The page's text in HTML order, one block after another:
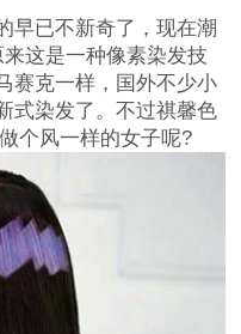
已不新奇了，现在潮
这是一种像素染发技
赛克一样，国外不少小
式染发了。不过祺馨色
个风一样的女子呢?